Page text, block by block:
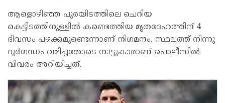
ആളൊഴിഞ്ഞ പുരയിടത്തിലെ ചെറിയ
കെട്ടിടത്തിനുള്ളിൽ കണ്ടെത്തിയ മൃതദേഹത്തിന് 4
ദിവസം പഴക്കമുണ്ടെന്നാണ് നിഗമനം. സ്ഥലത്ത് നിന്നു
ദുർഗന്ധം വമിച്ചതോടെ നാട്ടുകാരാണ് പൊലീസിൽ
വിവരം അറിയിച്ചത്.